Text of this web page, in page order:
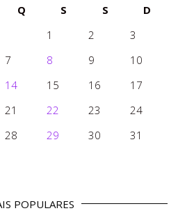
Q S S
D
1
2
3
7 8 9
10
14 15 16
17
21 22 23
24
28 29 30
31
POPULARES